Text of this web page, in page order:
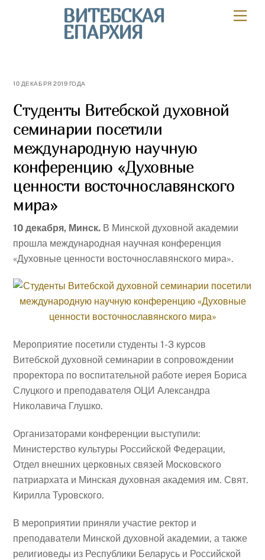
ВИТЕБСКАЯ
ЕПАРХИЯ
10 ДЕКАБРЯ 2019 ГОДА
Студенты Витебской духовной
семинарии посетили
международную научную
конференцию «Духовные
ценности восточнославянского
мира»
10 декабря, Минск. В Минской духовной академии
прошла международная научная конференция
«Духовные ценности восточнославянского мира».
Мероприятие посетили студенты 1-3 курсов
Витебской духовной семинарии в сопровождении
проректора по воспитательной работе иерея Бориса
Слуцкого и преподавателя ОЦИ Александра
Николавича Глушко.
Организаторами конференции выступили:
Министерство культуры Российской Федерации,
Отдел внешних церковных связей Московского
патриархата и Минская духовная академия им. Свят.
Кирилла Туровского.
В мероприятии приняли участие ректор и
преподаватели Минской духовной академии, а также
религиоведы из Республики Беларусь и Российской